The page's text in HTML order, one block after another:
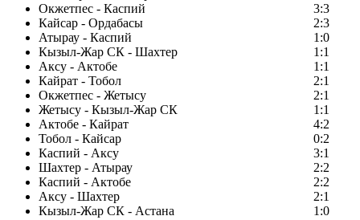
Окжетпес - Каспий
3:3
Кайсар - Ордабасы
2:3
Атырау - Каспий
1:0
Кызыл-Жар СК - Шахтер
1:1
Аксу - Актобе
1:1
Кайрат - Тобол
2:1
Окжетпес - Жетысу
2:1
Жетысу - Кызыл-Жар СК
1:1
Актобе - Кайрат
4:2
Тобол - Кайсар
0:2
Каспий - Аксу
3:1
Шахтер - Атырау
2:2
Каспий - Актобе
2:2
Аксу - Шахтер
2:1
Кызыл-Жар СК - Астана
1:0